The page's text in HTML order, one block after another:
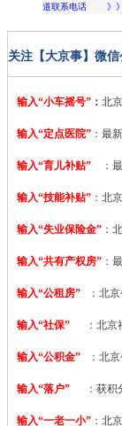
道联系电话 》》
关注【大京事】微
输入“小车摇号” ： 北
输入“定点医院” ： 最
输入“育儿补贴” ：
输入“技能补贴” ： 北
输入“失业保险金” ：
输入“共有产权房” ：
输入“公租房” ：北
输入“社保” ：北
输入“公积金” ：北
输入“落户” ：获
输入“一老一小” ：北